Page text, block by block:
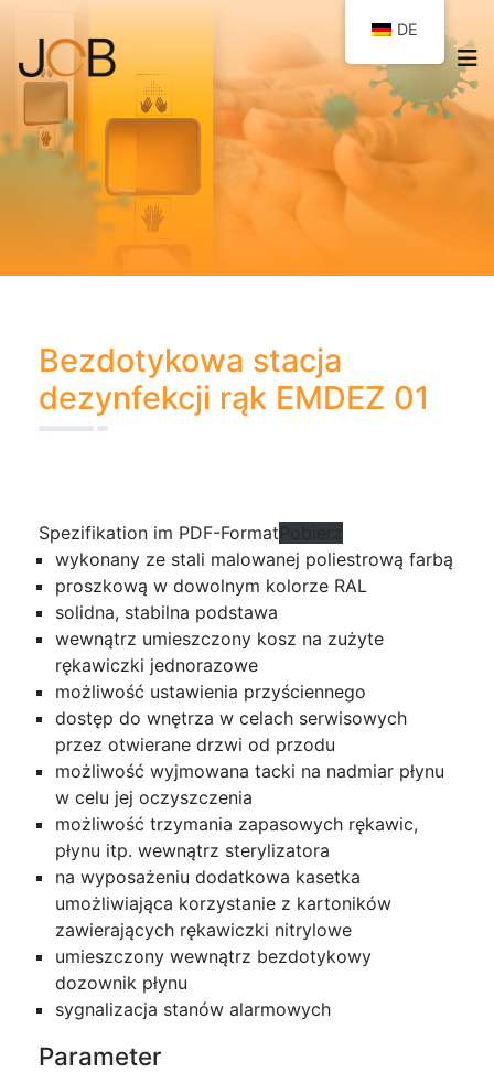
Bezdotykowa stacja
dezynfekcji rąk EMDEZ 01
Spezifikation im PDF-Format
wykonany ze stali malowanej poliestrową farbą
proszkową w dowolnym kolorze RAL
solidna, stabilna podstawa
wewnątrz umieszczony kosz na zużyte
rękawiczki jednorazowe
możliwość ustawienia przyściennego
dostęp do wnętrza w celach serwisowych
przez otwierane drzwi od przodu
możliwość wyjmowana tacki na nadmiar płynu
w celu jej oczyszczenia
możliwość trzymania zapasowych rękawic,
płynu itp. wewnątrz sterylizatora
na wyposażeniu dodatkowa kasetka
umożliwiająca korzystanie z kartoników
zawierających rękawiczki nitrylowe
umieszczony wewnątrz bezdotykowy
dozownik płynu
sygnalizacja stanów alarmowych
Parameter
DE